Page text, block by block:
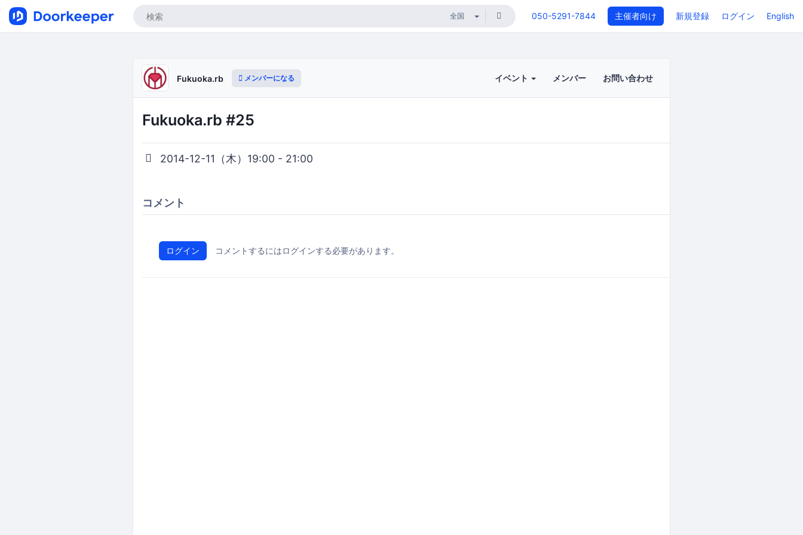
050-5291-7844 主催者向け 新規登録 ログイン English
Fukuoka.rb メンバーになる イベント メンバー お問い合わせ
Fukuoka.rb #25
2014-12-11（木）19:00 - 21:00
コメント
ログイン コメントするにはログインする必要があります。